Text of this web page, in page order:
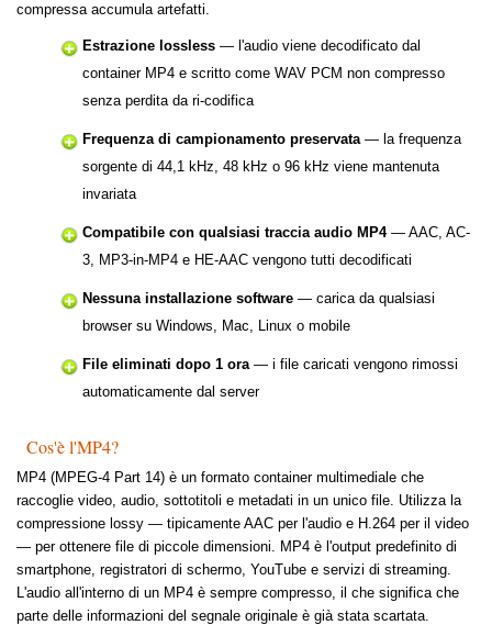
compressa accumula artefatti.
Estrazione lossless — l'audio viene decodificato dal
container MP4 e scritto come WAV PCM non compresso
senza perdita da ri-codifica
Frequenza di campionamento preservata— la frequenza
sorgente di 44,1 kHz, 48 kHz o 96 kHz viene mantenuta
invariata
Compatibile con qualsiasi traccia audio MP4— AAC, AC-
3, MP3-in-MP4 e HE-AAC vengono tutti decodificati
Nessuna installazione software — carica da qualsiasi
browser su Windows, Mac, Linux o mobile
File eliminati dopo 1 ora— i file caricati vengono rimossi
automaticamente dal server
Cos'è l'MP4?
MP4 (MPEG-4 Part 14) è un formato container multimediale che
raccoglie video, audio, sottotitoli e metadati in un unico file. Utilizza la
compressione lossy — tipicamente AAC per l'audio e H.264 per il video
— per ottenere file di piccole dimensioni. MP4 è l'output predefinito di
smartphone, registratori di schermo, YouTube e servizi di streaming.
L'audio all'interno di un MP4 è sempre compresso, il che significa che
parte delle informazioni del segnale originale è già stata scartata.